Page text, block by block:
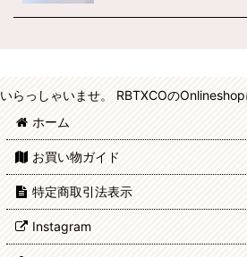
いらっしゃいませ。 RBTXCOの
ホーム
お買い物ガイド
特定商取引法表示
Instagram